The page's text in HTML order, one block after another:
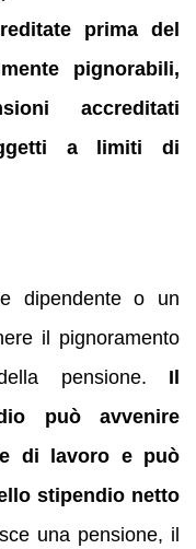
prima del
pignorabili,
accreditati
a limiti di
dipendente o un
il pignoramento
pensione. Il
può avvenire
di lavoro e può
stipendio netto
una pensione, il